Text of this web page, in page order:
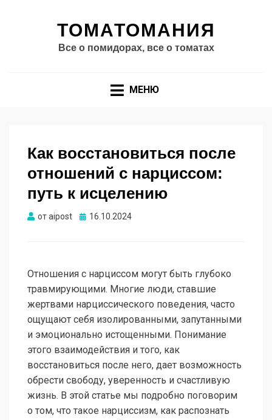
ТОМАТОМАНИЯ
Все о помидорах, все о томатах
МЕНЮ
Как восстановиться после
отношений с нарциссом:
путь к исцелению
отaipost Опубликовано
16.10.2024
Отношения с нарциссом могут быть глубоко
травмирующими. Многие люди, ставшие
жертвами нарциссического поведения, часто
ощущают себя изолированными, запутанными
и эмоционально истощенными. Понимание
этого взаимодействия и того, как
восстановиться после него, дает возможность
обрести свободу, уверенность и счастливую
жизнь. В этой статье мы подробно поговорим
о том, что такое нарциссизм, как распознать